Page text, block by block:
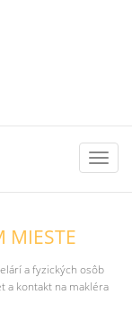
MIESTE
a fyzických osôb
a kontakt na makléra